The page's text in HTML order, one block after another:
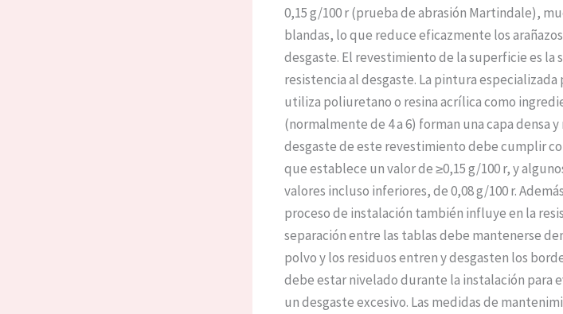
0,15 g/100 r (prueba de abrasión Martindale),
blandas, lo que reduce eficazmente los
desgaste. El revestimiento de la superficie es la
resistencia al desgaste. La pintura
utiliza poliuretano o resina acrílica como
(normalmente de 4 a 6) forman una capa densa
desgaste de este revestimiento debe cumplir
que establece un valor de ≥0,15 g/100 r, y
valores incluso inferiores, de 0,08 g/100 r.
proceso de instalación también influye en la
separación entre las tablas debe mantenerse
polvo y los residuos entren y desgasten los
debe estar nivelado durante la instalación para
un desgaste excesivo. Las medidas de